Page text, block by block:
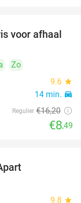
48%
voor afhaal
Zo
9.6 star
14 min. directions_car
Regulier €16,20
€8,49
9.8 star